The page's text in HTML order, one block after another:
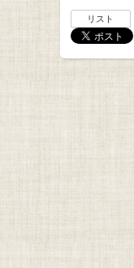
リスト